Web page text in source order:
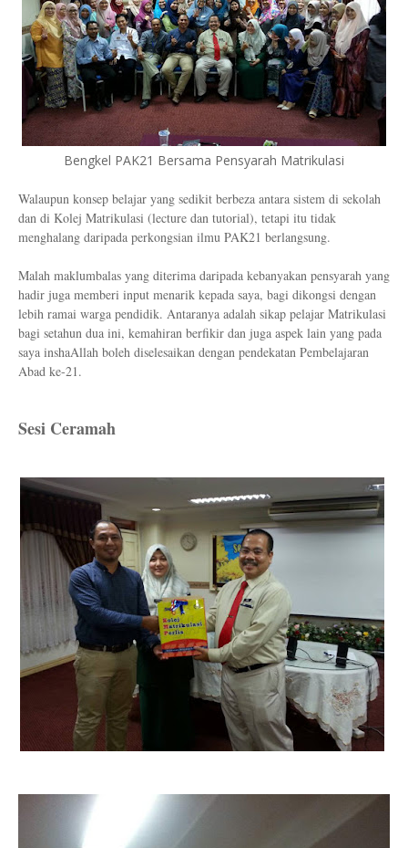
Bengkel PAK21 Bersama Pensyarah Matrikulasi
Walaupun konsep belajar yang sedikit berbeza antara sistem di sekolah
dan di Kolej Matrikulasi (lecture dan tutorial), tetapi itu tidak
menghalang daripada perkongsian ilmu PAK21 berlangsung.
Malah maklumbalas yang diterima daripada kebanyakan pensyarah yang
hadir juga memberi input menarik kepada saya, bagi dikongsi dengan
lebih ramai warga pendidik. Antaranya adalah sikap pelajar Matrikulasi
bagi setahun dua ini, kemahiran berfikir dan juga aspek lain yang pada
saya inshaAllah boleh diselesaikan dengan pendekatan Pembelajaran
Abad ke-21.
Sesi Ceramah